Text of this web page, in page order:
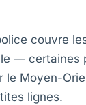
couvre
— certaines
le Moyen-
lignes.